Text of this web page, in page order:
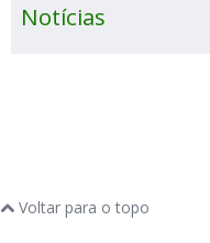
Notícias
Voltar para o topo